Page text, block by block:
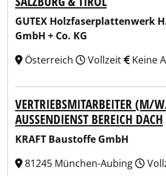
GUTEX Holzfaserplattenwerk
GmbH + Co. KG
Österreich
Vollzeit Keine
VERTRIEBSMITARBEITER (M/
AUSSENDIENST BEREICH DACH
KRAFT Baustoffe GmbH
81245 München-Aubing